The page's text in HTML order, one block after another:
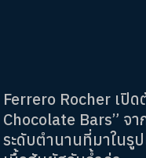
Ferrero Rocher เปิ
Chocolate Bars” จ
ระดับตำนานที่มาในรู